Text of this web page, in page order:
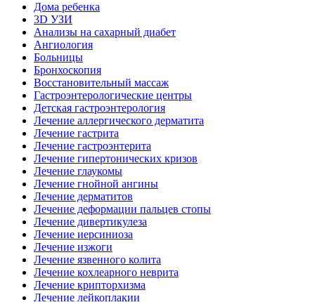
Дома ребенка
3D УЗИ
Анализы на сахарный диабет
Ангиология
Больницы
Бронхоскопия
Восстановительный массаж
Гастроэнтерологические центры
Детская гастроэнтерология
Лечение аллергического дерматита
Лечение гастрита
Лечение гастроэнтерита
Лечение гипертонических кризов
Лечение глаукомы
Лечение гнойной ангины
Лечение дерматитов
Лечение деформации пальцев стопы
Лечение дивертикулеза
Лечение иерсиниоза
Лечение изжоги
Лечение язвенного колита
Лечение кохлеарного неврита
Лечение крипторхизма
Лечение лейкоплакии